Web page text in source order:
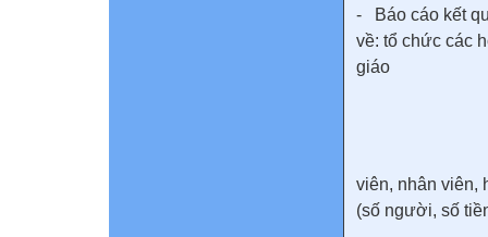
- Báo cáo kết
về: tổ chức các
giáo
viên, nhân viên,
(số người, số